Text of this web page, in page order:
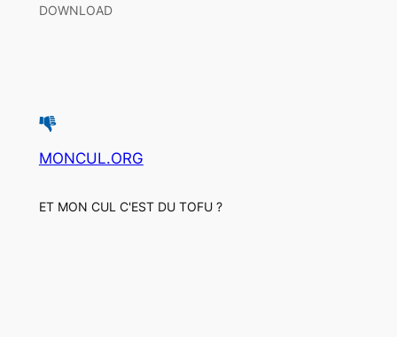
DOWNLOAD
MONCUL.ORG
ET MON CUL C'EST DU TOFU ?